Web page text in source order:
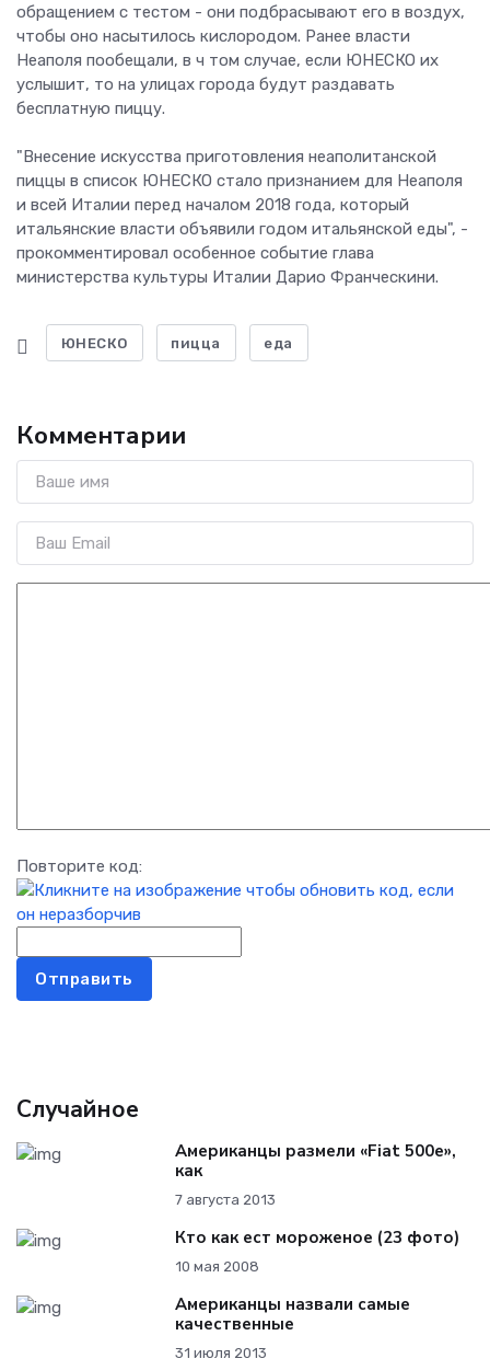
обращением с тестом - они подбрасывают его в воздух,
чтобы оно насытилось кислородом. Ранее власти
Неаполя пообещали, в ч том случае, если ЮНЕСКО их
услышит, то на улицах города будут раздавать
бесплатную пиццу.
"Внесение искусства приготовления неаполитанской
пиццы в список ЮНЕСКО стало признанием для Неаполя
и всей Италии перед началом 2018 года, который
итальянские власти объявили годом итальянской еды", -
прокомментировал особенное событие глава
министерства культуры Италии Дарио Франческини.
ЮНЕСКО пицца еда
Комментарии
Повторите код:
Отправить
Случайное
Американцы размели «Fiat 500e»,
как
7 августа 2013
Кто как ест мороженое (23 фото)
10 мая 2008
Американцы назвали самые
качественные
31 июля 2013